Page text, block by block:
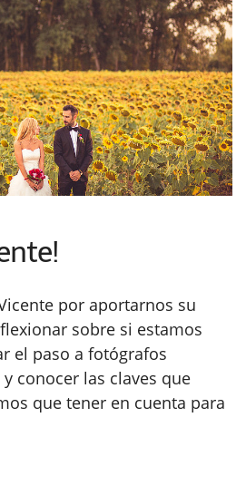
por aportarnos su
sobre si estamos
el paso a fotógrafos
conocer las claves que
que tener en cuenta para